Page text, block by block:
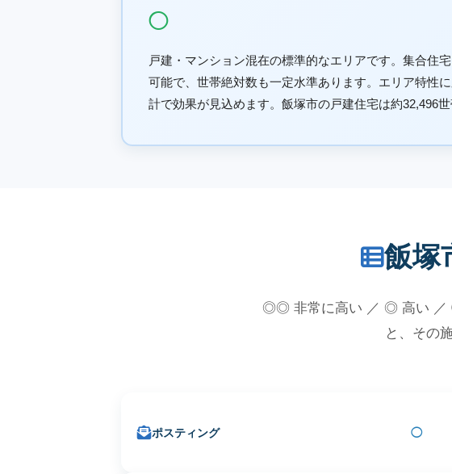
◯
戸建・マンション混在の標準的なエリアです。集合住
可能で、世帯絶対数も一定水準あります。エリア特性
計で効果が見込めます。飯塚市の戸建住宅は約32,496世
飯塚
◎◎ 非常に高い ／ ◎ 高い ／
と、その
ポスティング ◯